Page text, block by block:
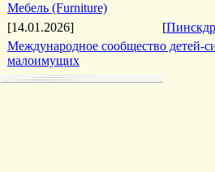
Мебель (Furniture)
[14.01.2026]
[
Международное сообщество детей-
малоимущих